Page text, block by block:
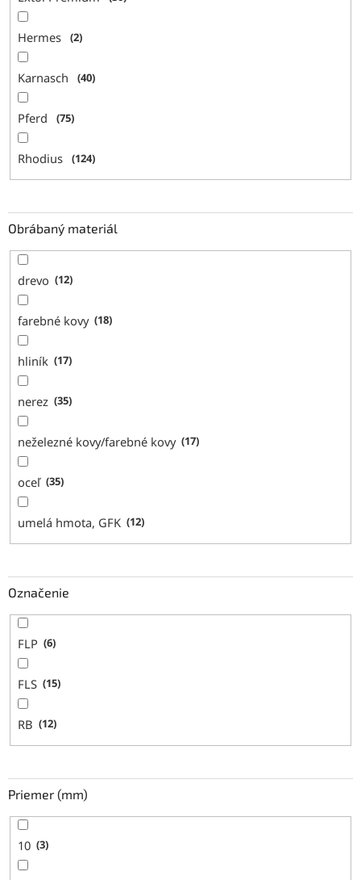
Hermes 2
Karnasch 40
Pferd 75
Rhodius 124
Obrábaný materiál
drevo 12
farebné kovy 18
hliník 17
nerez 35
neželezné kovy/farebné kovy 17
oceľ 35
umelá hmota, GFK 12
Označenie
FLP 6
FLS 15
RB 12
Priemer (mm)
10 3